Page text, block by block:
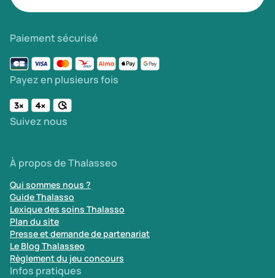
Paiement sécurisé
Payez en plusieurs fois
Suivez nous
À propos de Thalasseo
Qui sommes nous ?
Guide Thalasso
Lexique des soins Thalasso
Plan du site
Presse et demande de partenariat
Le Blog Thalasseo
Règlement du jeu concours
Infos pratiques